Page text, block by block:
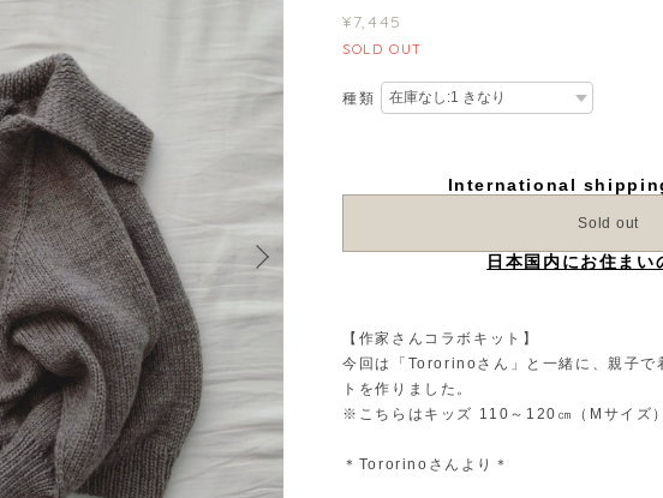
3/18
¥7,445
SOLD OUT
種類
International
Sold out
日本国内にお住まい
【作家さんコラボキット】
今回は「Tororinoさん」と一緒に、親子で
トを作りました。
※こちらはキッズ 110～120㎝（Mサイズ
＊Tororinoさんより＊